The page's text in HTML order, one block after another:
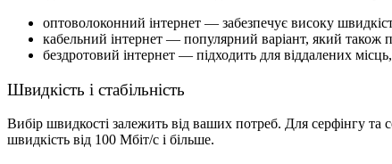
оптоволоконний інтернет — забезпечує високу
кабельний інтернет — популярний варіант, який також
бездротовий інтернет — підходить для віддалених
Швидкість і стабільність
Вибір швидкості залежить від ваших потреб. Для серфінгу та
швидкість від 100 Мбіт/с і більше.